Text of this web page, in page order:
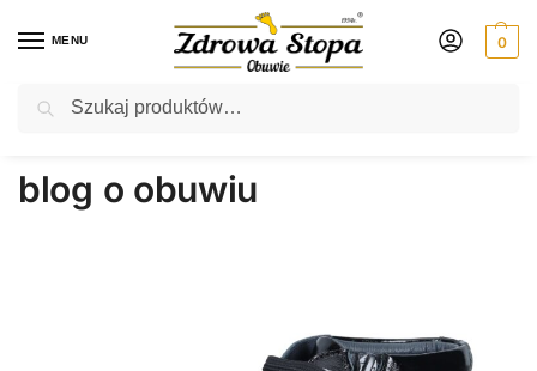
MENU 0
Rabat ⚡ 5% kod: ZDROWASTOPA (na obuwie poza promocją)
blog o obuwiu